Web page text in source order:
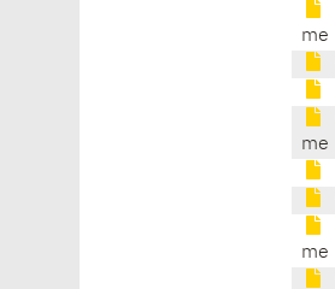
me
me
me